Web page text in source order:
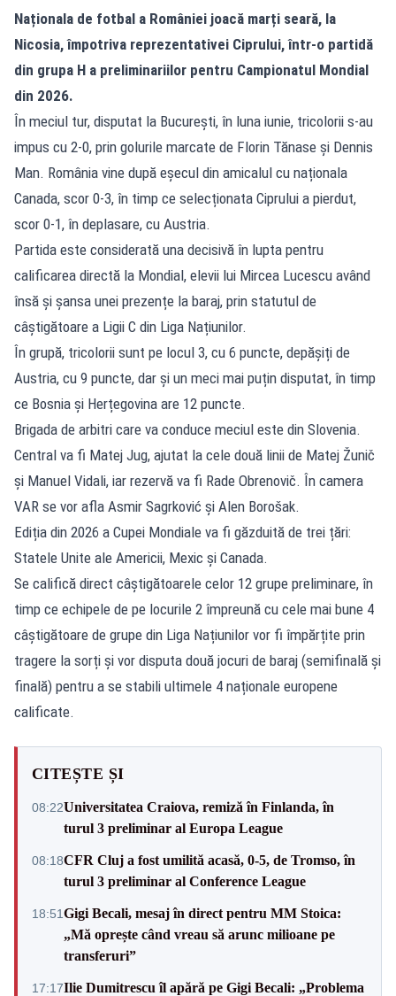
Naționala de fotbal a României joacă marți seară, la
Nicosia, împotriva reprezentativei Ciprului, într-o partidă
din grupa H a preliminariilor pentru Campionatul Mondial
din 2026.
În meciul tur, disputat la București, în luna iunie, tricolorii s-au
impus cu 2-0, prin golurile marcate de Florin Tănase și Dennis
Man. România vine după eșecul din amicalul cu naționala
Canada, scor 0-3, în timp ce selecționata Ciprului a pierdut,
scor 0-1, în deplasare, cu Austria.
Partida este considerată una decisivă în lupta pentru
calificarea directă la Mondial, elevii lui Mircea Lucescu având
însă și șansa unei prezențe la baraj, prin statutul de
câștigătoare a Ligii C din Liga Națiunilor.
În grupă, tricolorii sunt pe locul 3, cu 6 puncte, depășiți de
Austria, cu 9 puncte, dar și un meci mai puțin disputat, în timp
ce Bosnia și Herțegovina are 12 puncte.
Brigada de arbitri care va conduce meciul este din Slovenia.
Central va fi Matej Jug, ajutat la cele două linii de Matej Žunič
și Manuel Vidali, iar rezervă va fi Rade Obrenovič. În camera
VAR se vor afla Asmir Sagrković și Alen Borošak.
Ediția din 2026 a Cupei Mondiale va fi găzduită de trei țări:
Statele Unite ale Americii, Mexic și Canada.
Se califică direct câștigătoarele celor 12 grupe preliminare, în
timp ce echipele de pe locurile 2 împreună cu cele mai bune 4
câștigătoare de grupe din Liga Națiunilor vor fi împărțite prin
tragere la sorți și vor disputa două jocuri de baraj (semifinală și
finală) pentru a se stabili ultimele 4 naționale europene
calificate.
CITEȘTE ȘI
08:22Universitatea Craiova, remiză în Finlanda, în
turul 3 preliminar al Europa League
08:18CFR Cluj a fost umilită acasă, 0-5, de Tromso, în
turul 3 preliminar al Conference League
18:51Gigi Becali, mesaj în direct pentru MM Stoica:
„Mă oprește când vreau să arunc milioane pe
transferuri”
17:17Ilie Dumitrescu îl apără pe Gigi Becali: „Problema